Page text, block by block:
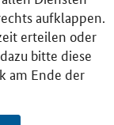
Energie
aufklappen.
erteilen oder
bitte diese
am Ende der